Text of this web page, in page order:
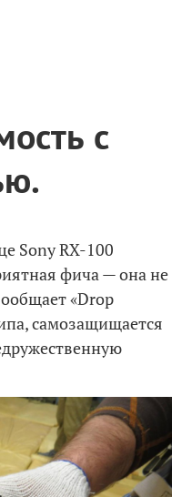
с
Sony RX-100
фича — она не
«Drop
самозащищается